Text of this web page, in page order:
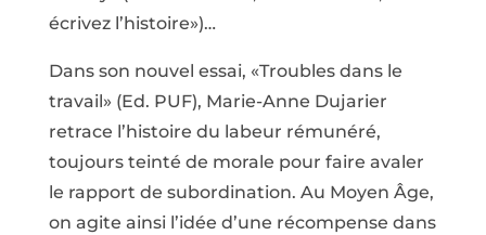
écrivez l’histoire»)…
Dans son nouvel essai, «Troubles dans le
travail» (Ed. PUF), Marie-Anne Dujarier
retrace l’histoire du labeur rémunéré,
toujours teinté de morale pour faire avaler
le rapport de subordination. Au Moyen Âge,
on agite ainsi l’idée d’une récompense dans